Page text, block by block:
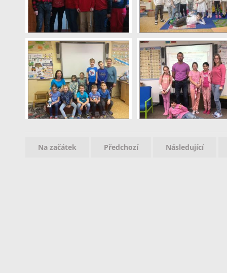
Na začátek Předchozí Následující